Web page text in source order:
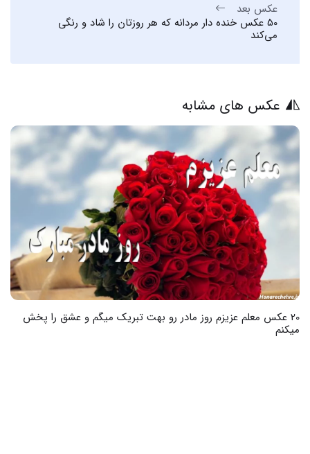
عکس بعد
50 عکس خنده دار مردانه که هر روزتان را شاد و رنگی
می‌کند
عکس های مشابه